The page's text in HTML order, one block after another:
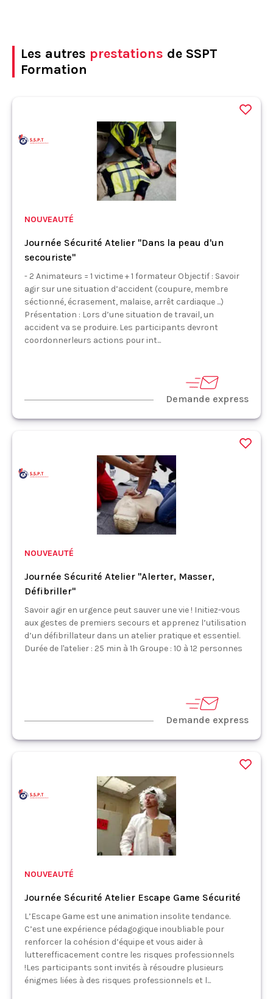
Les autres prestations de SSPT
Formation
NOUVEAUTÉ
Journée Sécurité Atelier "Dans la peau d'un
secouriste"
- 2 Animateurs = 1 victime + 1 formateur Objectif : Savoir
agir sur une situation d’accident (coupure, membre
séctionné, écrasement, malaise, arrêt cardiaque ...)
Présentation : Lors d’une situation de travail, un
accident va se produire. Les participants devront
coordonnerleurs actions pour int...
Demande express
NOUVEAUTÉ
Journée Sécurité Atelier "Alerter, Masser,
Défibriller"
Savoir agir en urgence peut sauver une vie ! Initiez-vous
aux gestes de premiers secours et apprenez l’utilisation
d’un défibrillateur dans un atelier pratique et essentiel.
Durée de l'atelier : 25 min à 1h Groupe : 10 à 12 personnes
Demande express
NOUVEAUTÉ
Journée Sécurité Atelier Escape Game Sécurité
L’Escape Game est une animation insolite tendance.
C’est une expérience pédagogique inoubliable pour
renforcer la cohésion d’équipe et vous aider à
lutterefficacement contre les risques professionnels
!Les participants sont invités à résoudre plusieurs
énigmes liées à des risques professionnels et l...